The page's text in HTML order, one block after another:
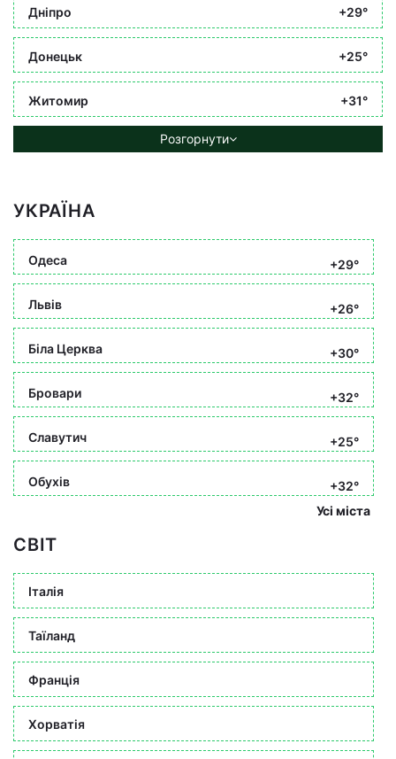
Дніпро +29°
Донецьк +25°
Житомир +31°
Розгорнути
УКРАЇНА
Одеса +29°
Львів +26°
Біла Церква +30°
Бровари +32°
Славутич +25°
Обухів
+32°
Усі міста
СВІТ
Італія
Таїланд
Франція
Хорватія